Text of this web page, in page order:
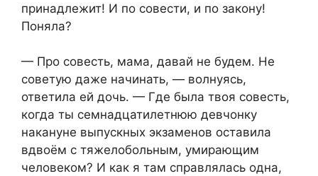
принадлежит! И по совести, и по закону!
Поняла?
— Про совесть, мама, давай не будем. Не
советую даже начинать, — волнуясь,
ответила ей дочь. — Где была твоя совесть,
когда ты семнадцатилетнюю девчонку
накануне выпускных экзаменов оставила
вдвоём с тяжелобольным, умирающим
человеком? И как я там справлялась одна,